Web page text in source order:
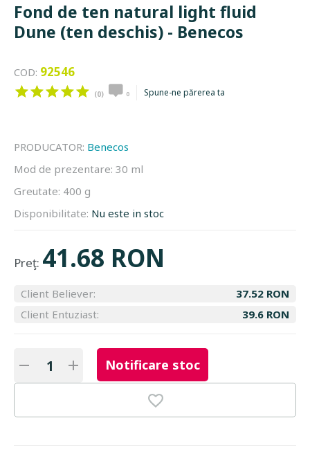
Fond de ten natural light fluid
Dune (ten deschis) - Benecos
COD: 92546
(0) 0 Spune-ne părerea ta
PRODUCATOR: Benecos
Mod de prezentare: 30 ml
Greutate: 400 g
Disponibilitate: Nu este in stoc
Preţ: 41.68 RON
Client Believer:
37.52 RON
Client Entuziast:
39.6 RON
Notificare stoc